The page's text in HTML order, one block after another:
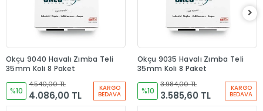
Okçu 9040 Havalı Zımba Teli
35mm Koli 8 Paket
%10
4.540,00 TL
4.086,00 TL
KARGO
BEDAVA
Okçu 9035 Havalı Zımba Teli
35mm Koli 8 Paket
%10
3.984,00 TL
3.585,60 TL
KARGO
BEDAVA